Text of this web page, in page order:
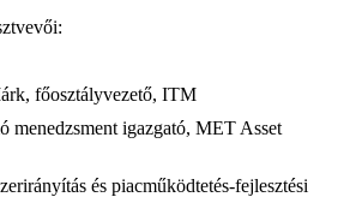
főosztályvezető, ITM
menedzsment igazgató, MET Asset
és piacműködtetés-fejlesztési